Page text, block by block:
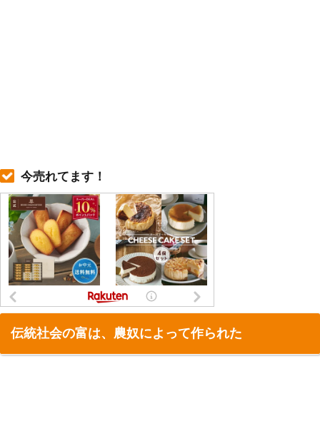
今売れてます！
伝統社会の富は、農奴によって作られた